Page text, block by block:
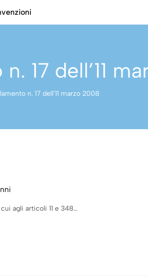
17 dell’11
n. 17 dell'11 marzo 2008
agli articoli 11 e 348…